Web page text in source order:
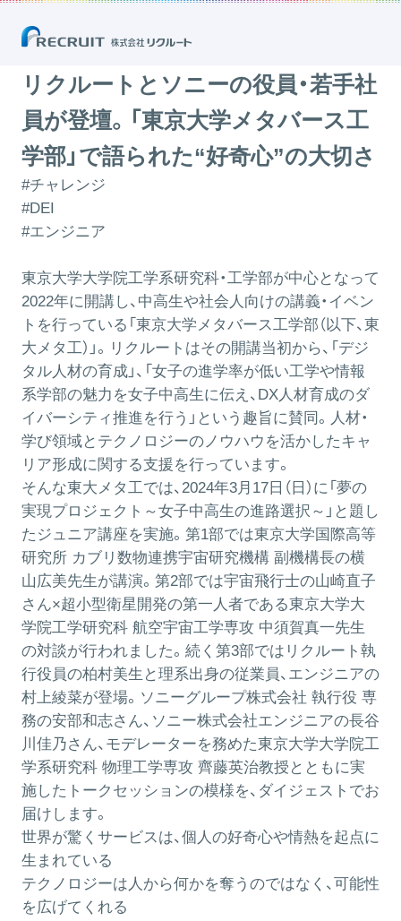
部」で語られた“好奇心”の大切さ
リクルートとソニーの役員・若手社
員が登壇。「東京大学メタバース工
学部」で語られた“好奇心”の大切さ
#チャレンジ
#DEI
#エンジニア
東京大学大学院工学系研究科・工学部が中心となって
2022年に開講し、中高生や社会人向けの講義・イベン
トを行っている「東京大学メタバース工学部（以下、東
大メタ工）」。リクルートはその開講当初から、「デジ
タル人材の育成」、「女子の進学率が低い工学や情報
系学部の魅力を女子中高生に伝え、DX人材育成のダ
イバーシティ推進を行う」という趣旨に賛同。人材・
学び領域とテクノロジーのノウハウを活かしたキャ
リア形成に関する支援を行っています。
そんな東大メタ工では、2024年3月17日（日）に「夢の
実現プロジェクト～女子中高生の進路選択～」と題し
たジュニア講座を実施。第1部では東京大学国際高等
研究所 カブリ数物連携宇宙研究機構 副機構長の横
山広美先生が講演。第2部では宇宙飛行士の山崎直子
さん×超小型衛星開発の第一人者である東京大学大
学院工学研究科 航空宇宙工学専攻 中須賀真一先生
の対談が行われました。続く第3部ではリクルート執
行役員の柏村美生と理系出身の従業員、エンジニアの
村上綾菜が登場。ソニーグループ株式会社 執行役 専
務の安部和志さん、ソニー株式会社エンジニアの長谷
川佳乃さん、モデレーターを務めた東京大学大学院工
学系研究科 物理工学専攻 齊藤英治教授とともに実
施したトークセッションの模様を、ダイジェストでお
届けします。
世界が驚くサービスは、個人の好奇心や情熱を起点に
生まれている
テクノロジーは人から何かを奪うのではなく、可能性
を広げてくれる